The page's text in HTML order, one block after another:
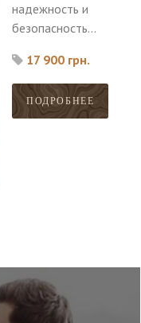
надежность и
безопасность
достоинства этой
модели.
17 900 грн.
ПОДРОБНЕЕ